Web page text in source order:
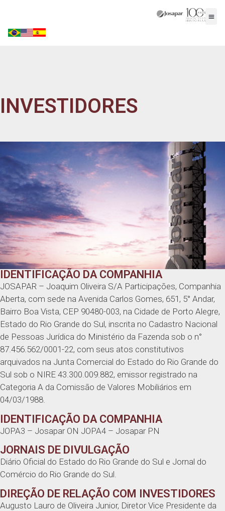
INVESTIDORES
IDENTIFICAÇÃO DA COMPANHIA
JOSAPAR – Joaquim Oliveira S/A Participações, Companhia
Aberta, com sede na Avenida Carlos Gomes, 651, 5° Andar,
Bairro Boa Vista, CEP 90480-003, na Cidade de Porto Alegre,
Estado do Rio Grande do Sul, inscrita no Cadastro Nacional
de Pessoas Jurídica do Ministério da Fazenda sob o n°
87.456.562/0001-22, com seus atos constitutivos
arquivados na Junta Comercial do Estado do Rio Grande do
Sul sob o NIRE 43.300.009.882, emissor registrado na
Categoria A da Comissão de Valores Mobiliários em
04/03/1988.
IDENTIFICAÇÃO DA COMPANHIA
JOPA3 – Josapar ON JOPA4 – Josapar PN
JORNAIS DE DIVULGAÇÃO
Diário Oficial do Estado do Rio Grande do Sul e Jornal do
Comércio do Rio Grande do Sul.
DIREÇÃO DE RELAÇÃO COM INVESTIDORES
Augusto Lauro de Oliveira Junior, Diretor Vice Presidente da